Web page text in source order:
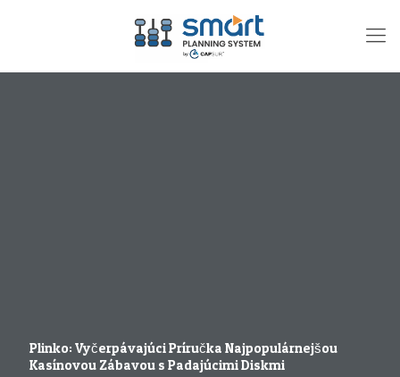
Plinko: Vyčerpávajúci Príručka Najpopulárnejšou
Kasínovou Zábavou s Padajúcimi Diskmi